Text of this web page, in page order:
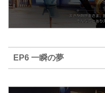
EP6 一瞬の夢